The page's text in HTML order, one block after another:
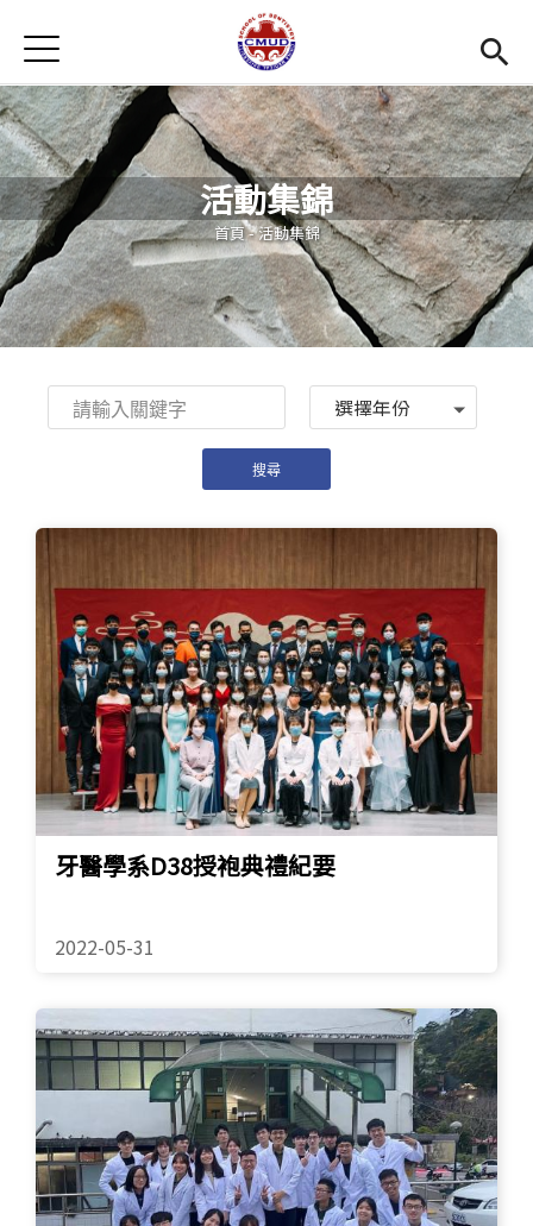
首頁
最新消息
招生訊息
Open
系所簡介
Open
教學環境
Open
學生專區
English (link is external)
Jump to Navigation
Jump to Main content
活動集錦
您在這裡
首頁-活動集錦
Year
牙醫學系D38授袍典禮紀要
2022-05-31